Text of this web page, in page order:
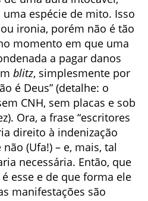
espécie de mito. Isso
ironia, porém não é tão
momento em que uma
a pagar danos
blitz, simplesmente por
é Deus” (detalhe: o
CNH, sem placas e sob
Ora, a frase “escritores
direito à indenização
(Ufa!) – e, mais, tal
necessária. Então, que
esse e de que forma ele
manifestações são